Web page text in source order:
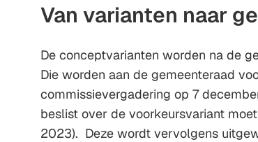
Van varianten naar
De conceptvarianten worden na de
Die worden aan de gemeenteraad
commissievergadering op 7
beslist over de voorkeursvariant
2023). Deze wordt vervolgens